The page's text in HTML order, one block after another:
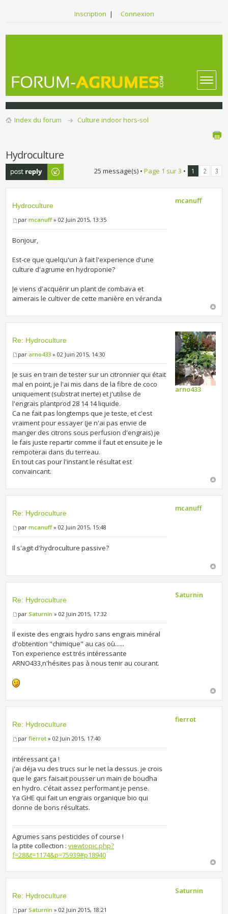
Inscription | Connexion
Index du forum Culture indoor hors-sol
Hydroculture
Publier une
réponse
25 message(s) • Page 1 sur3 • 1 2 3
Hydroculture
parmcanuff» 02 Juin 2015, 13:35
Bonjour,
Est-ce que quelqu'un à fait l'experience d'une
culture d'agrume en hydroponie?
Je viens d'acquérir un plant de combava et
aimerais le cultiver de cette manière en véranda
mcanuff
Re: Hydroculture
pararno433 » 02 Juin 2015, 14:30
Je suis en train de tester sur un citronnier qui était
mal en point, je l'ai mis dans de la fibre de coco
uniquement (substrat inerte) et j'utilise de
l'engrais plantprod 28 14 14 liquide.
Ca ne fait pas longtemps que je teste, et c'est
vraiment pour essayer (je n'ai pas envie de
manger des citrons sous perfusion d'engrais) je
le fais juste repartir comme il faut et ensuite je le
rempoterai dans du terreau.
En tout cas pour l'instant le résultat est
convaincant.
arno433
Re: Hydroculture
parmcanuff» 02 Juin 2015, 15:48
Il s'agit d'hydroculture passive?
mcanuff
Re: Hydroculture
parSaturnin » 02 Juin 2015, 17:32
Il existe des engrais hydro sans engrais minéral
d'obtention "chimique" au cas où......
Ton experience est trés intéressante
ARNO433,n'hésites pas à nous tenir au courant.
Saturnin
Re: Hydroculture
parfierrot » 02 Juin 2015, 17:40
intéressant ça !
j'ai déja vu des trucs sur le net la dessus. je crois
que le gars faisait pousser un main de boudha
en hydro. c'était assez performant je pense.
Ya GHE qui fait un engrais organique bio qui
donne de bons résultats.
Agrumes sans pesticides of course !
la ptite collection :viewtopic.php?
f=28&t=1174&p=75939#p18940
fierrot
Re: Hydroculture
parSaturnin » 02 Juin 2015, 18:21
Saturnin